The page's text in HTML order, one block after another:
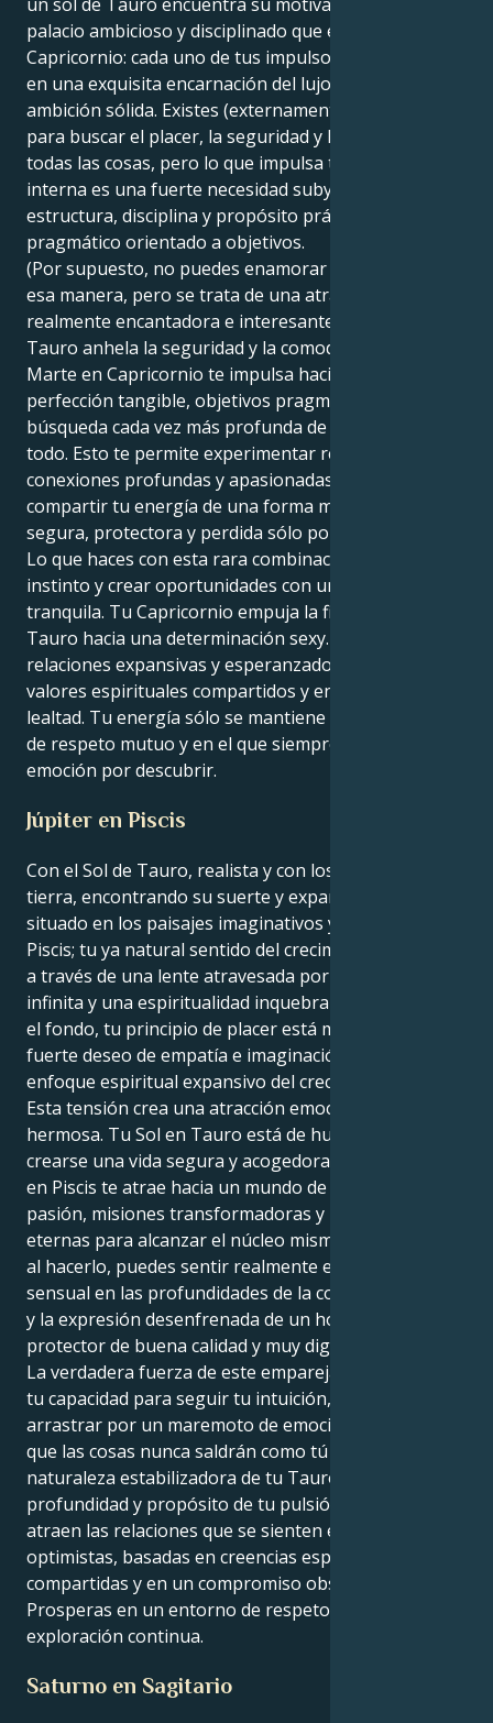
palacio ambicioso y disciplinado que es Marte en
Capricornio: cada uno de tus impulsos se convierte
en una exquisita encarnación del lujo práctico y la
ambición sólida. Existes (externamente, la apariencia)
para buscar el placer, la seguridad y la comodidad en
todas las cosas, pero lo que impulsa tu motivación
interna es una fuerte necesidad subyacente de
estructura, disciplina y propósito práctico
pragmático orientado a objetivos.
(Por supuesto, no puedes enamorar a la gente de
esa manera, pero se trata de una atracción
realmente encantadora e interesante). Tu sol de
Tauro anhela la seguridad y la comodidad. Pero tu
Marte en Capricornio te impulsa hacia una
perfección tangible, objetivos pragmáticos y una
búsqueda cada vez más profunda de la médula de
todo. Esto te permite experimentar realmente las
conexiones profundas y apasionadas de la vida y
compartir tu energía de una forma magníficamente
segura, protectora y perdida sólo por amor.
Lo que haces con esta rara combinación es seguir tu
instinto y crear oportunidades con una resolución
tranquila. Tu Capricornio empuja la firmeza de tu
Tauro hacia una determinación sexy. Te atraen las
relaciones expansivas y esperanzadoras, basadas en
valores espirituales compartidos y en una intensa
lealtad. Tu energía sólo se mantiene en un entorno
de respeto mutuo y en el que siempre hay cierta
emoción por descubrir.
Júpiter en Piscis
Con el Sol de Tauro, realista y con los pies en la
tierra, encontrando su suerte y expansión en Júpiter
situado en los paisajes imaginativos y empáticos de
Piscis; tu ya natural sentido del crecimiento se filtrará
a través de una lente atravesada por una compasión
infinita y una espiritualidad inquebrantable. Pero en
el fondo, tu principio de placer está motivado por un
fuerte deseo de empatía e imaginación junto con un
enfoque espiritual expansivo del crecimiento.
Esta tensión crea una atracción emocionante y
hermosa. Tu Sol en Tauro está de humor para
crearse una vida segura y acogedora. Pero tu Júpiter
en Piscis te atrae hacia un mundo de profunda
pasión, misiones transformadoras y búsquedas
eternas para alcanzar el núcleo mismo de las cosas. Y
al hacerlo, puedes sentir realmente esa lencería
sensual en las profundidades de la conexión humana
y la expresión desenfrenada de un hombre fiel
protector de buena calidad y muy digno de confianza.
La verdadera fuerza de este emparejamiento está en
tu capacidad para seguir tu intuición, pero sin dejarte
arrastrar por un maremoto de emociones ni sentir
que las cosas nunca saldrán como tú quieres. La
naturaleza estabilizadora de tu Tauro recibe
profundidad y propósito de tu pulsión de pez. Te
atraen las relaciones que se sienten expansivas y
optimistas, basadas en creencias espirituales
compartidas y en un compromiso obstinado.
Prosperas en un entorno de respeto recíproco y
exploración continua.
Saturno en Sagitario